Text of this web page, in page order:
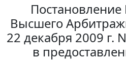
Высшего
22 декабря 2009 г.
в